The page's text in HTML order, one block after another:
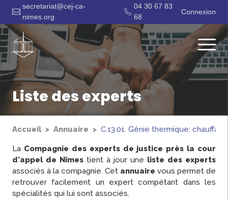
secretariat@cej-ca-
nimes.org
04 30 67 83
68
Connexion
Liste des experts
Accueil Annuaire C.13.01. Génie thermique:
La Compagnie des experts de justice près la cour
d'appel de Nîmes tient à jour une liste des experts
associés à la compagnie. Cet annuaire vous permet de
retrouver facilement un expert compétant dans les
spécialités qui lui sont associés.